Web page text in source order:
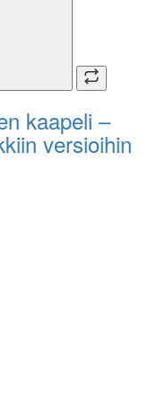
kaapeli –
versioihin